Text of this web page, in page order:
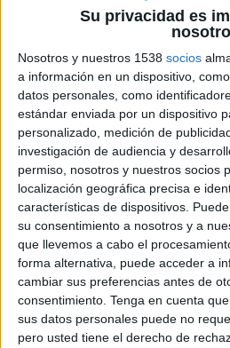
Su privacidad es
Nosotros y nuestros 1538 socios
a información en un dispositivo,
datos personales, como
estándar enviada por un dispositivo
personalizado, medición de
investigación de audiencia y
permiso, nosotros y nuestros socios
localización geográfica precisa e
características de dispositivos.
su consentimiento a nosotros y a
que llevemos a cabo el
forma alternativa, puede acceder a
cambiar sus preferencias antes de
consentimiento. Tenga en cuenta
sus datos personales puede no
pero usted tiene el derecho de
Anunciante: El País
Título: “Fines de semana diferentes”
Contacto cliente: Ignacio Soto, José Luis
Agencia: *S,C,P,F…